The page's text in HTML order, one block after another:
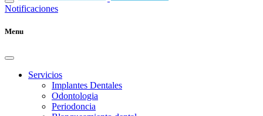
Notificaciones
Menu
Servicios
Implantes Dentales
Odontologia
Periodoncia